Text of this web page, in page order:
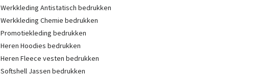
Werkkleding Antistatisch bedrukken
Werkkleding Chemie bedrukken
Promotiekleding bedrukken
Heren Hoodies bedrukken
Heren Fleece vesten bedrukken
Softshell Jassen bedrukken